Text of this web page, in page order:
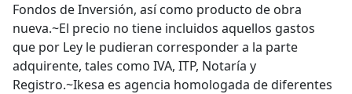
Fondos de Inversión, así como producto de obra
nueva.~El precio no tiene incluidos aquellos gastos
que por Ley le pudieran corresponder a la parte
adquirente, tales como IVA, ITP, Notaría y
Registro.~Ikesa es agencia homologada de diferentes